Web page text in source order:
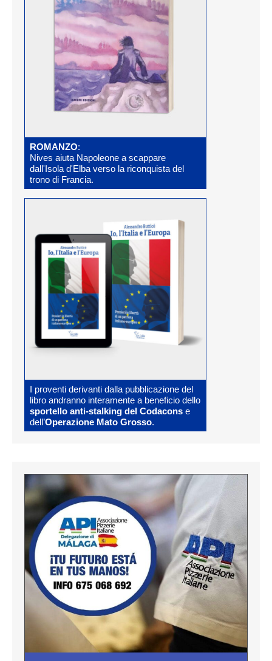
ROMANZO:
Nives aiuta Napoleone a scappare
dall'Isola d'Elba verso la riconquista del
trono di Francia.
I proventi derivanti dalla pubblicazione del
libro andranno interamente a beneficio dello
sportello anti-stalking del Codacons e
dell’Operazione Mato Grosso.